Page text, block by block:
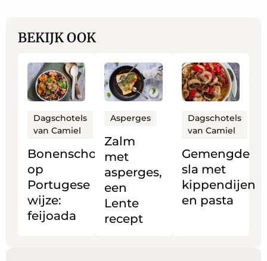
BEKIJK OOK
Bonenschotel
op
Portugese
wijze:
feijoada
Dagschotels
van Camiel
Lees
meer
over
Bonenschotel
op
Portugese
wijze:
feijoada
Zalm
met
asperges,
een
Lente
recept
Asperges
Lees
meer
over
Zalm
met
asperges,
Lente
recept
Gemengde
sla met
kippendijen
en pasta
Dagschotels
van Camiel
Lees
meer
over
Gemengde
sla
met
kippendijen
en
pasta